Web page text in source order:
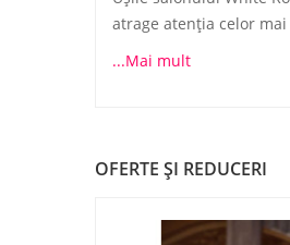
atrage atenţia celor
...Mai mult
OFERTE ŞI REDUCERI